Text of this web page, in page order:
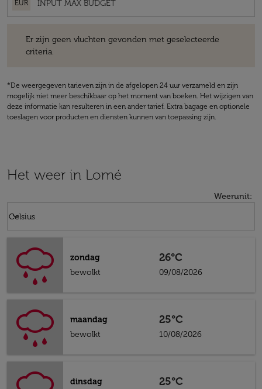
EUR
Er zijn geen vluchten gevonden met geselecteerde
criteria.
*De weergegeven tarieven zijn in de afgelopen 24 uur verzameld en zijn
mogelijk niet meer beschikbaar op het moment van boeken. Het wijzigen van
deze informatie kan resulteren in een ander tarief. Extra bagage en optionele
toeslagen voor producten en diensten kunnen van toepassing zijn.
Het weer in Lomé
Weerunit:
Celsius
keyboard_arrow_down
zondag
bewolkt
26°C
09/08/2026
maandag
bewolkt
25°C
10/08/2026
dinsdag
25°C